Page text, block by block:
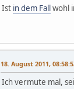
Ist in dem Fallwohl
18. August 2011,
Ich vermute mal,